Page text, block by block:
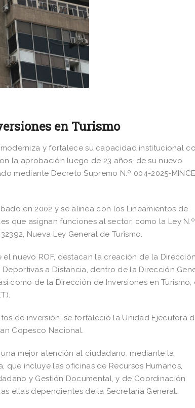
en Turismo
y fortalece su capacidad institucional
la aprobación luego de 23 años, de su nuevo
mediante Decreto Supremo N.º 004-2025-
en 2002 y se alinea con los Lineamientos de
que asignan funciones al sector, como la Ley N.º
Nueva Ley General de Turismo.
nuevo ROF, destacan la creación de la
a Distancia, dentro de la Dirección
como de la Dirección de Inversiones en Turismo,
de inversión, se fortaleció la Unidad Ejecutora
Copesco Nacional.
mejor atención al ciudadano, mediante la
incluye las oficinas de Recursos Humanos,
y Gestión Documental, y de Coordinación
ellas dependientes de la Secretaría General.